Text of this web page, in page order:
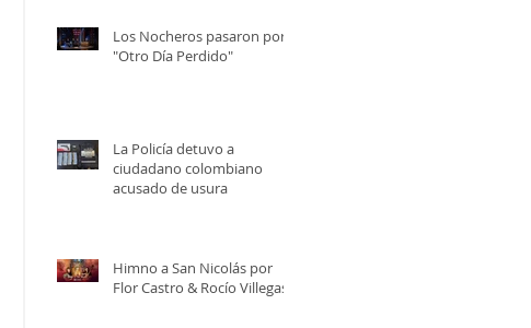
Los Nocheros pasaron por
"Otro Día Perdido"
La Policía detuvo a
ciudadano colombiano
acusado de usura
Himno a San Nicolás por
Flor Castro & Rocío Villegas